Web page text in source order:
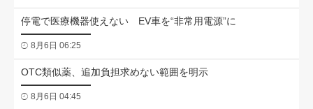
停電で医療機器使えない EV車を“非常用電源”に
8月6日 06:25
OTC類似薬、追加負担求めない範囲を明示
8月6日 04:45